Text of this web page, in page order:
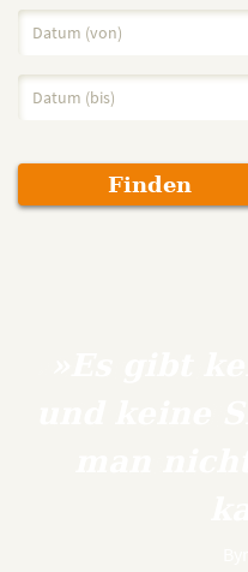
Finden